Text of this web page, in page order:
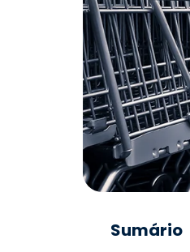
Sumário